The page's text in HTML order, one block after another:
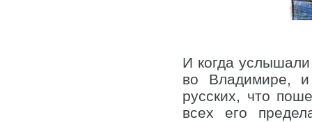
И когда
во Владимире, и
русских, что
всех его